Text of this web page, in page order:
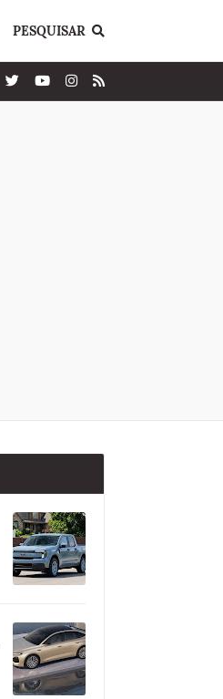
PESQUISAR